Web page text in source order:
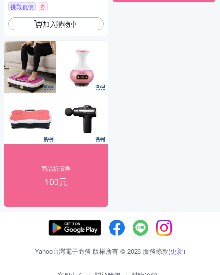
挑戰低價 券
加入購物車
商品折價券
100元
Yahoo台灣電子商務 版權所有 © 2026 服務條款(更新)